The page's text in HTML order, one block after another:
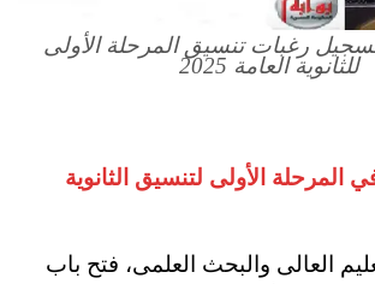
رغبات تنسيق المرحلة الأولى
للثانوية العامة 2025
المرحلة الأولى لتنسيق الثانوية
العالى والبحث العلمى، فتح باب